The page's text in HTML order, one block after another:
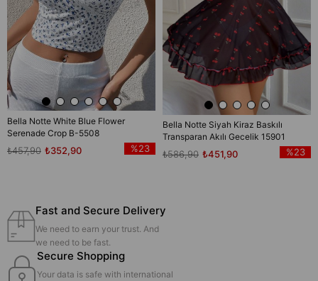
Bella Notte White Blue Flower
Serenade Crop B-5508
₺352,90
₺457,90 %23
Bella Notte Siyah Kiraz Baskılı
Transparan Akılı Gecelik 15901
₺451,90
₺586,90 %23
Fast and Secure Delivery
We need to earn your trust. And
we need to be fast.
Secure Shopping
Your data is safe with international